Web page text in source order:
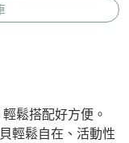
鬆搭配好方便。
輕鬆自在、活動性